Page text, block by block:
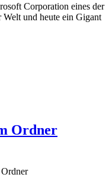
Corporation eines der
Welt und heute ein Gigant
Ordner